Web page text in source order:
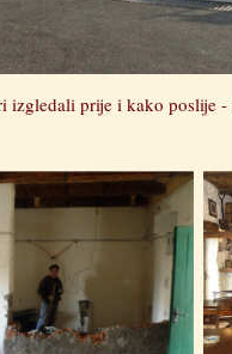
izgledali prije i kako poslije -